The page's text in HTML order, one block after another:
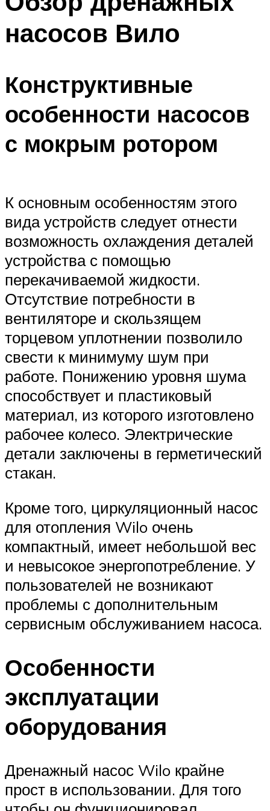
насосов Вило
Конструктивные
особенности насосов
с мокрым ротором
К основным особенностям этого
вида устройств следует отнести
возможность охлаждения деталей
устройства с помощью
перекачиваемой жидкости.
Отсутствие потребности в
вентиляторе и скользящем
торцевом уплотнении позволило
свести к минимуму шум при
работе. Понижению уровня шума
способствует и пластиковый
материал, из которого изготовлено
рабочее колесо. Электрические
детали заключены в герметический
стакан.
Кроме того, циркуляционный насос
для отопления Wilo очень
компактный, имеет небольшой вес
и невысокое энергопотребление. У
пользователей не возникают
проблемы с дополнительным
сервисным обслуживанием насоса.
Особенности
эксплуатации
оборудования
Дренажный насос Wilo крайне
прост в использовании. Для того